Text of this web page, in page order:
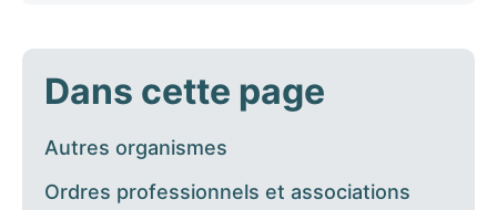
Dans cette page
Autres organismes
Ordres professionnels et associations